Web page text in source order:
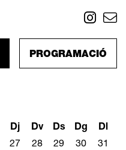
Link
PROGRAMACIÓ
Dj
27
Dv
28
Ds
29
Dg
30
Dl
31